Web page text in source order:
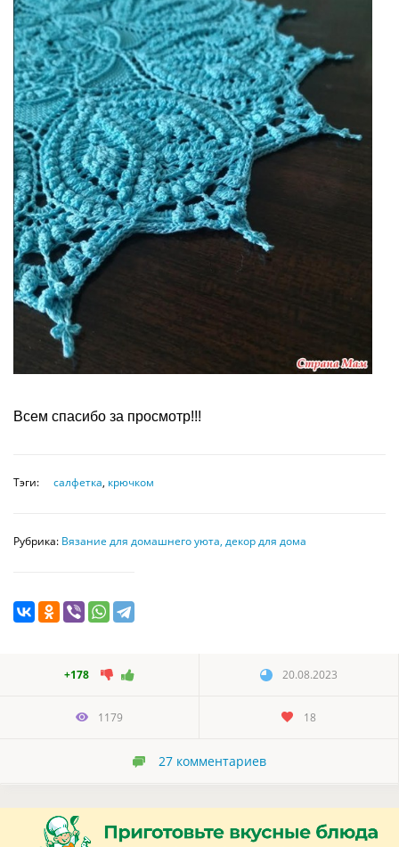
Всем спасибо за просмотр!!!
Тэги: салфетка, крючком
Рубрика: Вязание для домашнего уюта, декор для дома
+178 20.08.2023
1179 18
27 комментариев